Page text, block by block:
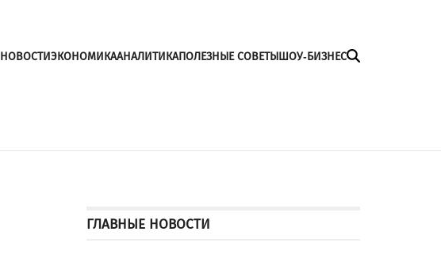
НОВОСТИЭКОНОМИКААНАЛИТИКАПОЛЕЗНЫЕ СОВЕТЫШОУ-БИЗНЕС
ГЛАВНЫЕ НОВОСТИ